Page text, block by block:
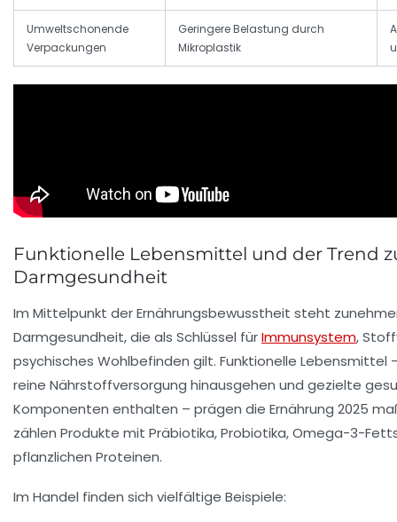
Umweltschonende
Verpackungen
Geringere Belastung durch
Mikroplastik
Funktionelle Lebensmittel und der Trend
Darmgesundheit
Im Mittelpunkt der Ernährungsbewusstheit steht
Darmgesundheit, die als Schlüssel fürImmunsystem,
psychisches Wohlbefinden gilt. Funktionelle Lebensmittel
reine Nährstoffversorgung hinausgehen und gezielte
Komponenten enthalten – prägen die Ernährung 2025
zählen Produkte mit Präbiotika, Probiotika, Omega-3-
pflanzlichen Proteinen.
Im Handel finden sich vielfältige Beispiele: